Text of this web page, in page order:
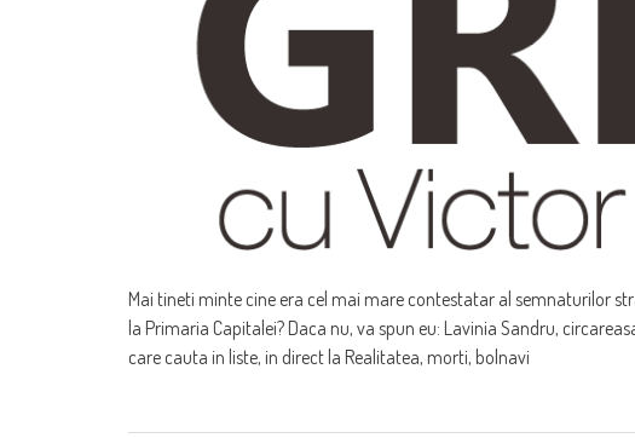
Mai tineti minte cine era cel mai mare contestatar al semnaturilor
la Primaria Capitalei? Daca nu, va spun eu: Lavinia Sandru,
care cauta in liste, in direct la Realitatea, morti, bolnavi